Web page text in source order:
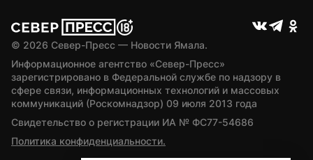
© 2026 Север-Пресс — Новости Ямала.
Информационное агентство «Север-Пресс»
зарегистрировано в Федеральной службе по надзору в
сфере связи, информационных технологий и массовых
коммуникаций (Роскомнадзор) 09 июля 2013 года
Свидетельство о регистрации ИА № ФС77-54686
Политика конфиденциальности.